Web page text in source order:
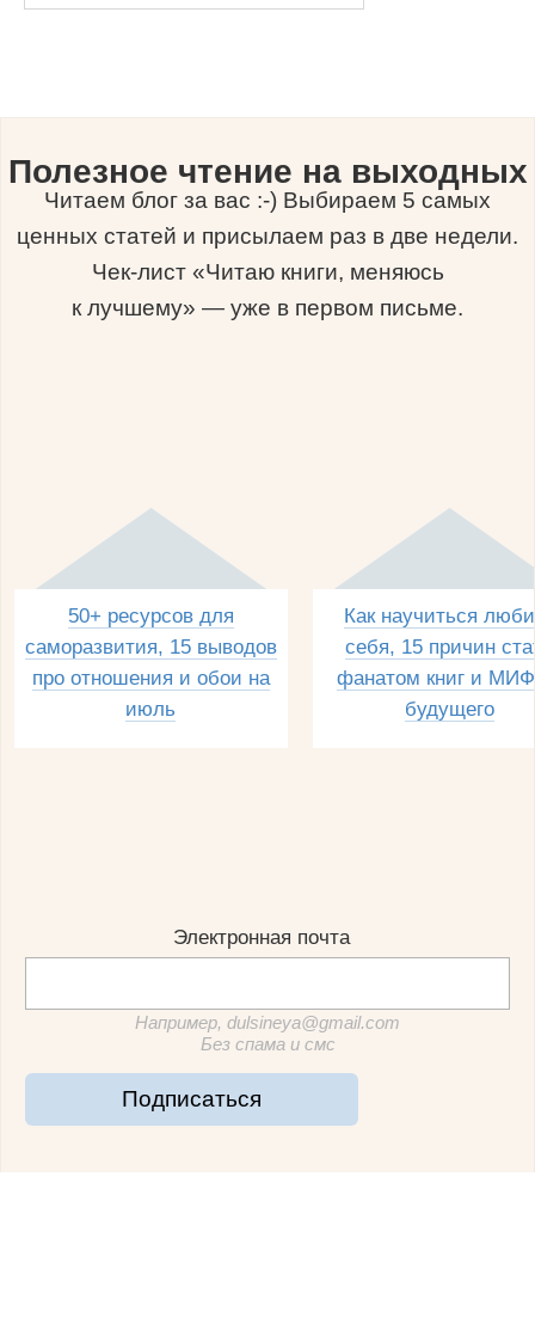
Полезное чтение на выходных
Читаем блог за вас :-) Выбираем 5 самых
ценных статей и присылаем раз в две недели.
Чек-лист «Читаю книги, меняюсь
к лучшему» — уже в первом письме.
50+ ресурсов для
саморазвития, 15 выводов
про отношения и обои на
июль
Как научиться
себя, 15 причин
фанатом книг и
будущего
Электронная почта
Например, dulsineya@gmail.com
Без спама и смс
Подписаться